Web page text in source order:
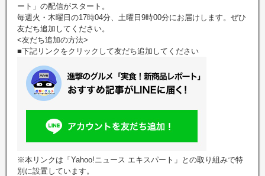
ート」の配信がスタート。
毎週火・木曜日の17時04分、土曜日9時00分にお届けします。ぜひ
友だち追加してください。
<友だち追加の方法>
■下記リンクをクリックして友だち追加してください
※本リンクは「Yahoo!ニュース エキスパート」との取り組みで特
別に設置しています。